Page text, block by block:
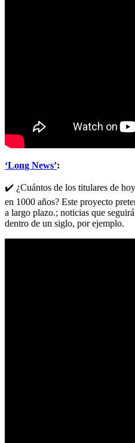
‘Long News’:
✔️ ¿Cuántos de los titulares de
en 1000 años? Este proyecto
a largo plazo.; noticias que
dentro de un siglo, por ejemplo.